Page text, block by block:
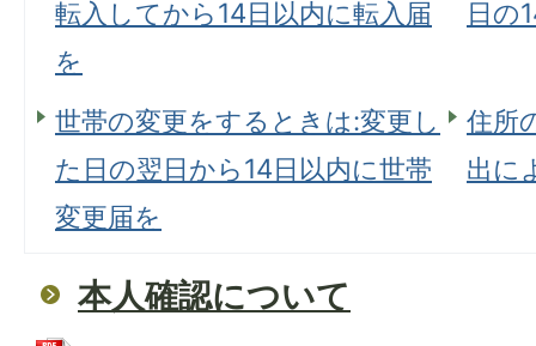
転入してから14日以内に転入届
を
日の
世帯の変更をするときは:変更し
た日の翌日から14日以内に世帯
変更届を
住所
出に
本人確認について